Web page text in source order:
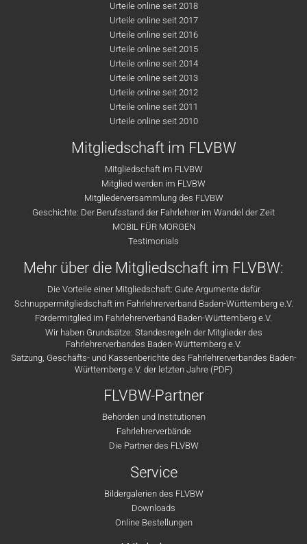
Urteile online seit 2018
Urteile online seit 2017
Urteile online seit 2016
Urteile online seit 2015
Urteile online seit 2014
Urteile online seit 2013
Urteile online seit 2012
Urteile online seit 2011
Urteile online seit 2010
Mitgliedschaft im FLVBW
Mitgliedschaft im FLVBW
Mitglied werden im FLVBW
Mitgliederversammlung des FLVBW
Geschichte: Der Berufsstand der Fahrlehrer im Wandel der Zeit
MOBIL FÜR MORGEN
Testimonials
Mehr über die Mitgliedschaft im FLVBW:
Die Vorteile einer Mitgliedschaft: Gute Argumente dafür
Schnuppermitgliedschaft im Fahrlehrerverband Baden-Württemberg e.V.
Fördermitglied im Fahrlehrerverband Baden-Württemberg e.V.
Wir haben Grundsätze: Standesregeln der Mitglieder des
Fahrlehrerverbandes Baden-Württemberg e.V.
Satzung, Geschäfts- und Kassenberichte des Fahrlehrerverbandes Baden-
Württemberg e.V. der letzten Jahre (PDF)
FLVBW-Partner
Behörden und Institutionen
Fahrlehrerverbände
Die Partner des FLVBW
Service
Bildergalerien des FLVBW
Downloads
Online Bestellungen